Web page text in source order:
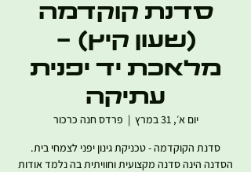
סדנת קוקדמה
(שעון קיץ) -
מלאכת יד יפנית
עתיקה
יום א׳, 31 במרץ
  |
פרדס חנה כרכור
הסדנה הינה סדנה מקצועית וחוויתית בה נלמד אודות